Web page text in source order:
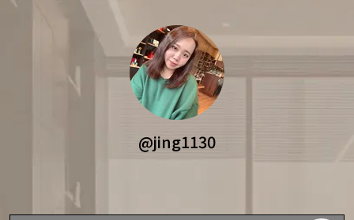
@jing1130